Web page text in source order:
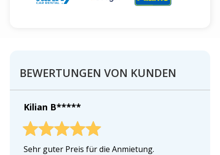
BEWERTUNGEN VON KUNDEN
Kilian B*****
Sehr guter Preis für die Anmietung.